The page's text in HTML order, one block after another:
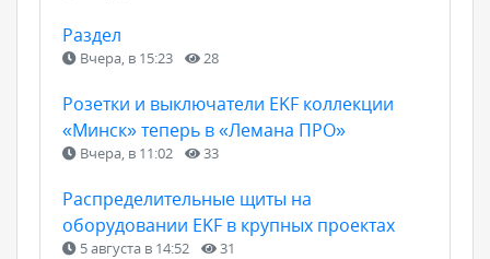
Раздел
Вчера, в 15:23 28
Розетки и выключатели EKF коллекции
«Минск» теперь в «Лемана ПРО»
Вчера, в 11:02 33
Распределительные щиты на
оборудовании EKF в крупных проектах
5 августа в 14:52 31